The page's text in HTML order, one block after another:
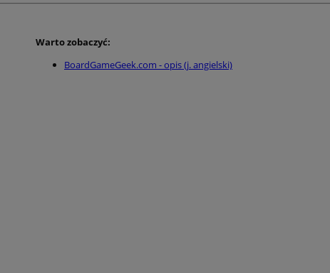
Warto zobaczyć:
BoardGameGeek.com - opis (j. angielski)